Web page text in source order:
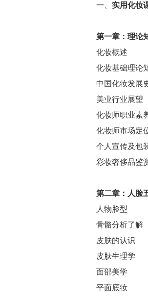
一、 实用化妆
第一章： 理论
化妆概述
化妆基础理论
中国化妆发展
美业行业展望
化妆师职业素
化妆师市场定
个人宣传及包
彩妆奢侈品鉴
第二章： 人脸
人物脸型
骨骼分析了解
皮肤的认识
皮肤生理学
面部美学
平面底妆